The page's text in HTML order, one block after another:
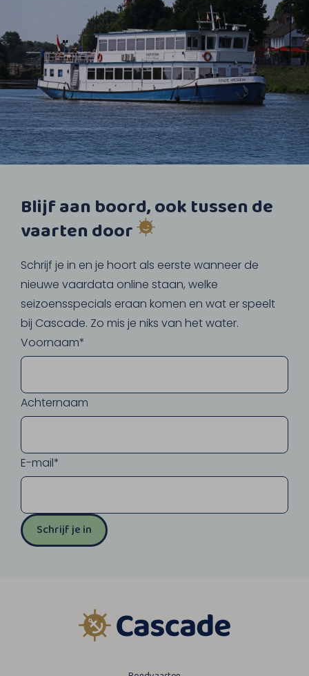
Blijf aan boord, ook tussen de
vaarten door
Schrijf je in en je hoort als eerste wanneer de
nieuwe vaardata online staan, welke
seizoensspecials eraan komen en wat er speelt
bij Cascade. Zo mis je niks van het water.
Voornaam*
Achternaam
E-mail*
Schrijf je in